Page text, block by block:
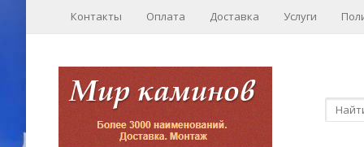
Контакты Оплата Доставка Услуги